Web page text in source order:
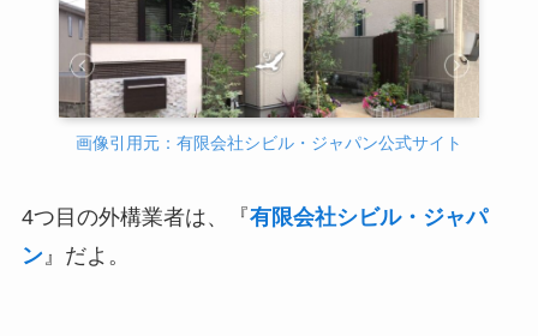
画像引用元：有限会社シビル・ジャパン公式サイト
4つ目の外構業者は、『有限会社シビル・ジャパ
ン』だよ。